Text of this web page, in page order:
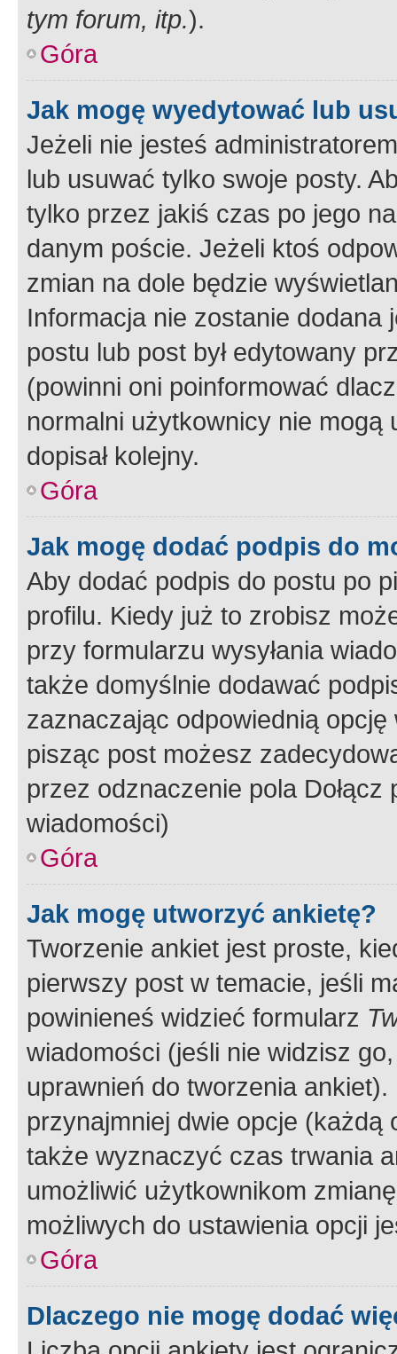
tym forum, itp.).
Góra
Jak mogę wyedytować lub
Jeżeli nie jesteś
lub usuwać tylko swoje posty.
tylko przez jakiś czas po jego
danym poście. Jeżeli ktoś
zmian na dole będzie
Informacja nie zostanie dodana
postu lub post był edytowany
(powinni oni poinformować
normalni użytkownicy nie
dopisał kolejny.
Góra
Jak mogę dodać podpis do
Aby dodać podpis do postu po
profilu. Kiedy już to zrobisz
przy formularzu wysyłania
także domyślnie dodawać
zaznaczając odpowiednią
pisząc post możesz
przez odznaczenie pola
wiadomości)
Góra
Jak mogę utworzyć ankietę?
Tworzenie ankiet jest proste,
pierwszy post w temacie, jeśli
powinieneś widzieć formularz
wiadomości (jeśli nie widzisz
uprawnień do tworzenia
przynajmniej dwie opcje
także wyznaczyć czas trwania
umożliwić użytkownikom
możliwych do ustawienia opcji
Góra
Dlaczego nie mogę dodać